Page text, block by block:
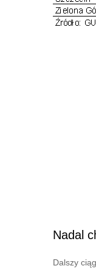
Nadal
Dalszy